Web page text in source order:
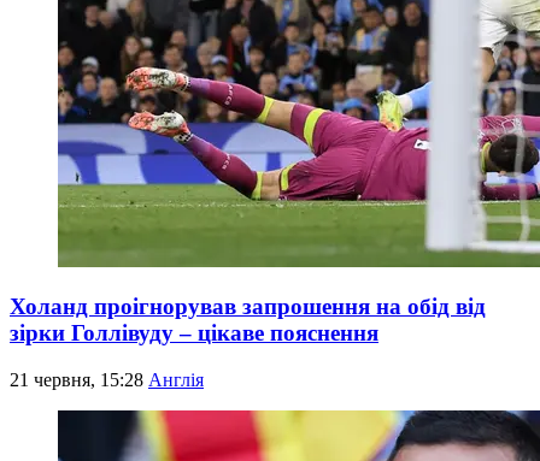
Холанд проігнорував запрошення на обід від
зірки Голлівуду – цікаве пояснення
21 червня, 15:28 Англія